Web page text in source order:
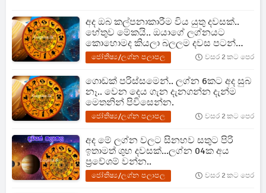
අද ඔබ කල්පනාකාරීම විය යුතු දවසක්..
හේතුව මේකයි.. ඔයාගේ ලග්නයට
කොහොමද කියලා බලලම දවස පටන්
ගන්න..
ජෝතිෂ්‍ය/ලග්න පලාපල වසර 2 කට පෙර
ගොඩක් පරිස්සමෙන්.. ලග්න 6කට අද සුබ
නෑ.. වෙන දෙය ගැන දැනගන්න දැන්ම
මෙතනින් පිවිසෙන්න.
ජෝතිෂ්‍ය/ලග්න පලාපල වසර 2 කට පෙර
අද මේ ලග්න වලට සිනහව සතුට පිරි
ඉතාමත් ශුභ දවසක්...ලග්න 04ක අය
ප්‍රවේශම් වන්න..
ජෝතිෂ්‍ය/ලග්න පලාපල වසර 2 කට පෙර